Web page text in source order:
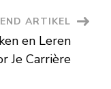
ARTIKEL
en Leren
Je Carrière